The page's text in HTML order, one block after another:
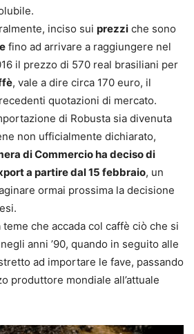
inciso sui prezzi che sono
fino ad arrivare a raggiungere nel
il prezzo di 570 real brasiliani per
, vale a dire circa 170 euro, il
quotazioni di mercato.
di Robusta sia divenuta
non ufficialmente dichiarato,
di Commercio ha deciso di
a partire dal 15 febbraio, un
ormai prossima la decisione
che accada col caffè ciò che si
anni ’90, quando in seguito alle
ad importare le fave, passando
produttore mondiale all’attuale